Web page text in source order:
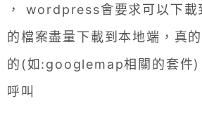
， wordpress會要求可以下載
的檔案盡量下載到本地端，真
的(如:googlemap相關的套件)
呼叫